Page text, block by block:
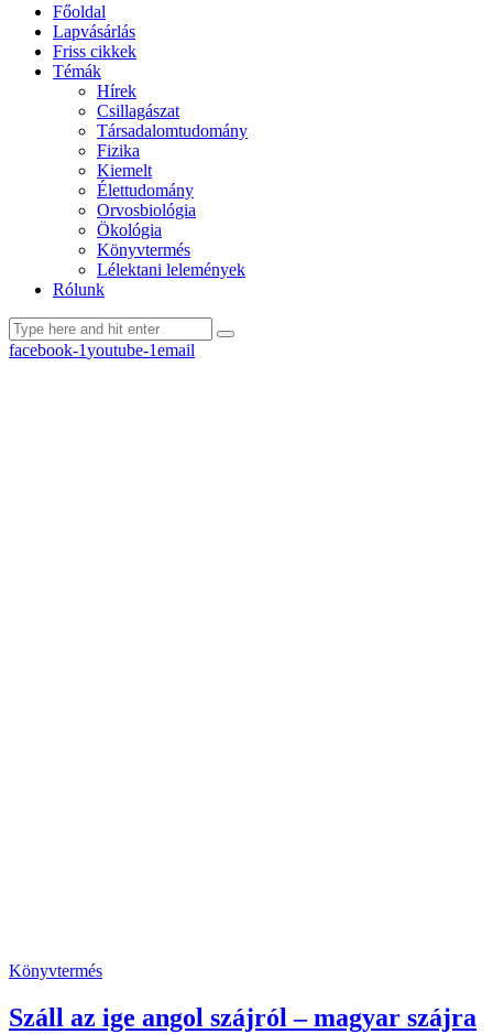
Főoldal
Lapvásárlás
Friss cikkek
Témák
Hírek
Csillagászat
Társadalomtudomány
Fizika
Kiemelt
Élettudomány
Orvosbiológia
Ökológia
Könyvtermés
Lélektani lelemények
Rólunk
facebook-1youtube-1email
Könyvtermés
Száll az ige angol szájról – magyar szájra